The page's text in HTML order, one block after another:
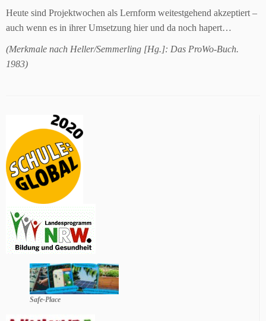
Heute sind Projektwochen als Lernform weitestgehend akzeptiert –
auch wenn es in ihrer Umsetzung hier und da noch hapert…
(Merkmale nach Heller/Semmerling [Hg.]: Das ProWo-Buch.
1983)
Safe-Place